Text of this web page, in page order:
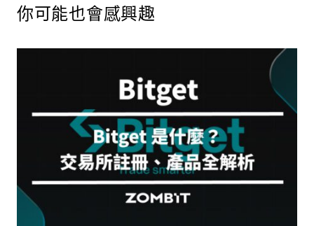
你可能也會感興趣